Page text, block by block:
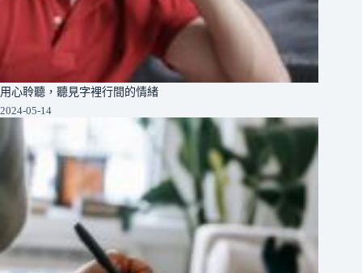
用心聆聽，聽見字裡行間的情緒
2024-05-14